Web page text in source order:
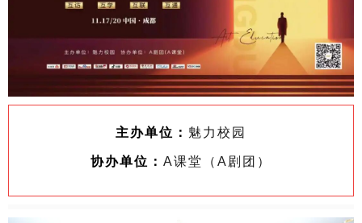
主办单位 ： 魅力校园
协办单位： A课堂（A剧团）